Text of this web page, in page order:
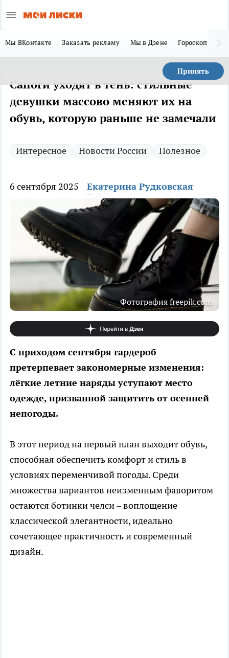
Мы ВКонтакте Заказать рекламу Мы в Дзене Гороскоп
Принять
Сапоги уходят в тень: стильные
девушки массово меняют их на
обувь, которую раньше не замечали
Интересное Новости России Полезное
6 сентября 2025 Екатерина Рудковская
Фотография freepik.com
С приходом сентября гардероб
претерпевает закономерные изменения:
лёгкие летние наряды уступают место
одежде, призванной защитить от осенней
непогоды.
В этот период на первый план выходит обувь,
способная обеспечить комфорт и стиль в
условиях переменчивой погоды. Среди
множества вариантов неизменным фаворитом
остаются ботинки челси – воплощение
классической элегантности, идеально
сочетающее практичность и современный
дизайн.